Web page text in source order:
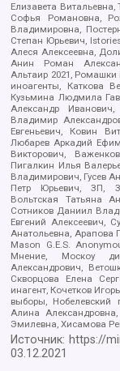
Елизавета
Софья Романовна,
Владимировна,
Степан Юрьевич,
Алеся Алексеевна,
Анин Роман
Альтаир 2021,
иноагенты, Каткова
Кузьмина Людмила
Александр
Владимир
Евгеньевич, Ковин
Любарев Аркадий
Викторович,
Пигалкин Илья
Владимирович, Гусев
Петр Юрьевич, ЗП,
Вольтская Татьяна
Сотников Даниил
Евгений Алексеевич,
Анатольевна, Арапова
Mason G.E.S.
Мнение, Москоу
Александрович,
Скворцова Елена
инагент, Кочетков
выборы, Нобелевский
Алина
Эмилевна, Хисамова
Источник: https://
03.12.2021